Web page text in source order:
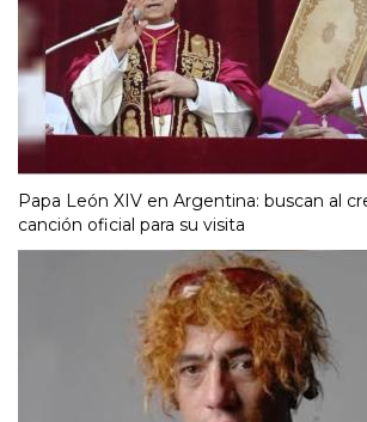
Papa León XIV en Argentina: buscan al
canción oficial para su visita